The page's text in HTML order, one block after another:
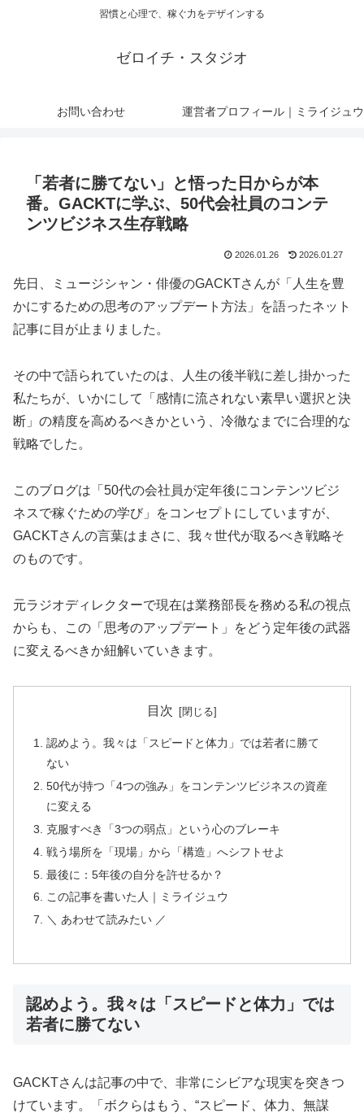
習慣と心理で、稼ぐ力をデザインする
ゼロイチ・スタジオ
お問い合わせ 運営者プロフィール｜ミライジュウ
「若者に勝てない」と悟った日からが本
番。GACKTに学ぶ、50代会社員のコンテ
ンツビジネス生存戦略
2026.01.26 2026.01.27
先日、ミュージシャン・俳優のGACKTさんが「人生を豊
かにするための思考のアップデート方法」を語ったネット
記事に目が止まりました。
その中で語られていたのは、人生の後半戦に差し掛かった
私たちが、いかにして「感情に流されない素早い選択と決
断」の精度を高めるべきかという、冷徹なまでに合理的な
戦略でした。
このブログは「50代の会社員が定年後にコンテンツビジ
ネスで稼ぐための学び」をコンセプトにしていますが、
GACKTさんの言葉はまさに、我々世代が取るべき戦略そ
のものです。
元ラジオディレクターで現在は業務部長を務める私の視点
からも、この「思考のアップデート」をどう定年後の武器
に変えるべきか紐解いていきます。
目次
認めよう。我々は「スピードと体力」では若者に勝て
ない
50代が持つ「4つの強み」をコンテンツビジネスの資産
に変える
克服すべき「3つの弱点」という心のブレーキ
戦う場所を「現場」から「構造」へシフトせよ
最後に：5年後の自分を許せるか？
この記事を書いた人｜ミライジュウ
＼ あわせて読みたい ／
認めよう。我々は「スピードと体力」では
若者に勝てない
GACKTさんは記事の中で、非常にシビアな現実を突きつ
けています。「ボクらはもう、“スピード、体力、無謀